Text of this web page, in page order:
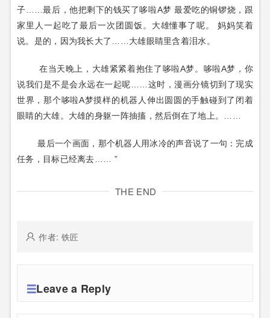
子……最后，他把剩下的钱买了哆啦A梦 最爱吃的铜锣烧，跟
家里人一起吃了最后一次团圆饭。 大雄懂事了呢。 妈妈笑着
说。 是的，因为我长大了…… 大雄眼睛里含着泪水。
在当天晚上，大雄紧紧着抱住了哆啦A梦。 哆啦A梦，你
说我们是不是会永远在一起呢…… 这时，漫画分镜切到了现实
世界，那个哆啦A梦摸样的机器人伸出圆圆的手触碰到了闭着
眼睛的大雄。 大雄的身躯一阵抽搐，然后倒在了地上。
最后一个画面，那个机器人用冰冷的声音说了一句：完成
任务，目标已经离去…… ”
THE END
作者: 铁匠
Leave a Reply